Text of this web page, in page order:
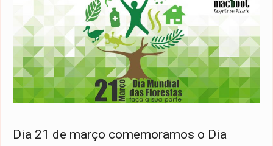
Dia 21 de março comemoramos o Dia